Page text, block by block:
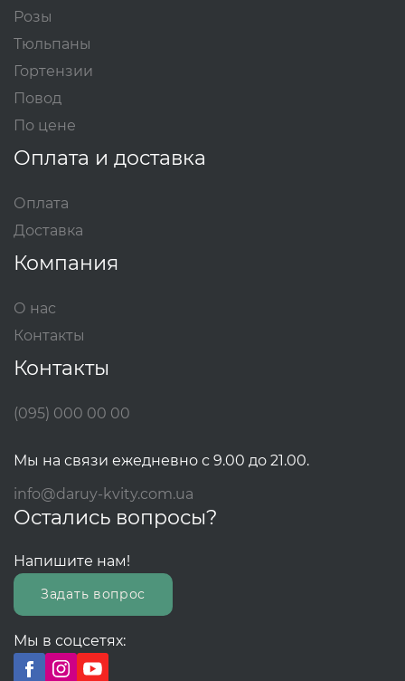
Розы
Тюльпаны
Гортензии
Повод
По цене
Оплата и доставка
Оплата
Доставка
Компания
О нас
Контакты
Контакты
(095) 000 00 00
Мы на связи ежедневно с 9.00 до 21.00.
info@daruy-kvity.com.ua
Остались вопросы?
Напишите нам!
Задать вопрос
Мы в соцсетях: